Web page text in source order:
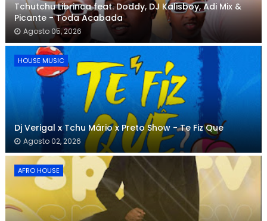
Tchutchu Librinca feat. Doddy, DJ Kalisboy, Adi Mix &
Picante - Toda Acabada
Agosto 05, 2026
HOUSE MUSIC
Dj Verigal x Tchu Mário x Preto Show - Te Fiz Que
Agosto 02, 2026
AFRO HOUSE